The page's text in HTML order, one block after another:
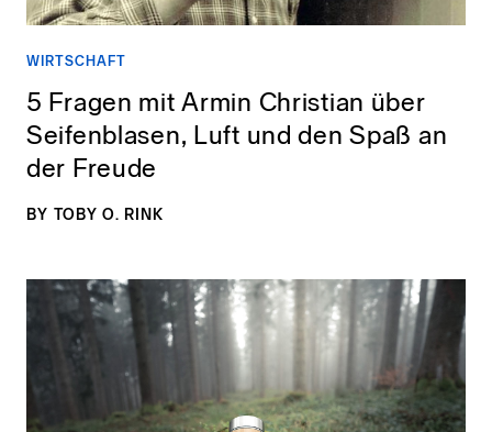
Markenevents
Gute Gespräche
Founders Paradise
Good Earth Festival
WIRTSCHAFT
5 Fragen mit Armin Christian über
Seifenblasen, Luft und den Spaß an
der Freude
BY TOBY O. RINK